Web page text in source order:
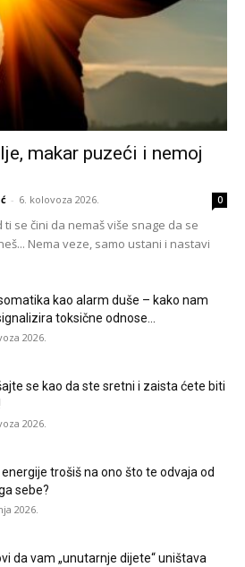
makar puzeći i nemoj
- 6. kolovoza 2026. 0
ti se čini da nemaš više snage da se
Nema veze, samo ustani i nastavi
kao alarm duše – kako nam
toksične odnose...
2026.
se kao da ste sretni i zaista ćete biti
2026.
energije trošiš na ono što te odvaja od
sebe?
2026.
da vam „unutarnje dijete“ uništava